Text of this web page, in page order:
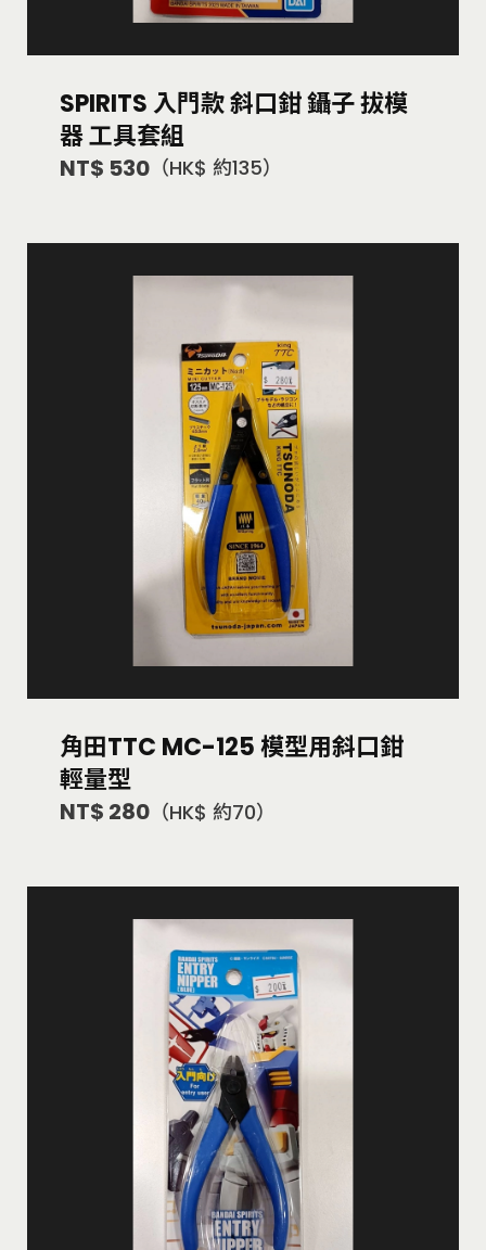
SPIRITS 入門款 斜口鉗 鑷子 拔模
器 工具套組
NT$ 530 （HK$ 約135）
角田TTC MC-125 模型用斜口鉗
輕量型
NT$ 280 （HK$ 約70）